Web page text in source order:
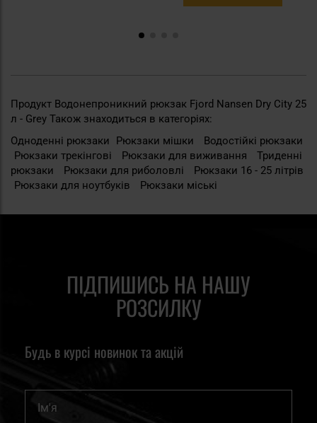
Продукт Водонепроникний рюкзак Fjord Nansen Dry City 25
л - Grey Також знаходиться в категоріях:
Одноденні рюкзаки
Рюкзаки мішки
Водостійкі рюкзаки
Рюкзаки трекінгові
Рюкзаки для виживання
Триденні
рюкзаки
Рюкзаки для риболовлі
Рюкзаки 16 - 25 літрів
Рюкзаки для ноутбуків
Рюкзаки міські
ПІДПИШИСЬ НА НАШУ
РОЗСИЛКУ
Будь в курсі новинок та акцій